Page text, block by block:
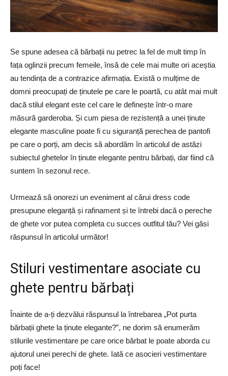
Se spune adesea că bărbații nu petrec la fel de mult timp în
fața oglinzii precum femeile, însă de cele mai multe ori aceștia
au tendința de a contrazice afirmația. Există o mulțime de
domni preocupați de ținutele pe care le poartă, cu atât mai mult
dacă stilul elegant este cel care le definește într-o mare
măsură garderoba. Și cum piesa de rezistență a unei ținute
elegante masculine poate fi cu siguranță perechea de pantofi
pe care o porți, am decis să abordăm în articolul de astăzi
subiectul ghetelor în ținute elegante pentru bărbați, dar fiind că
suntem în sezonul rece.
Urmează să onorezi un eveniment al cărui dress code
presupune eleganță și rafinament și te întrebi dacă o pereche
de ghete vor putea completa cu succes outfitul tău? Vei găsi
răspunsul în articolul următor!
Stiluri vestimentare asociate cu
ghete pentru bărbați
Înainte de a-ți dezvălui răspunsul la întrebarea „Pot purta
bărbații ghete la ținute elegante?”, ne dorim să enumerăm
stilurile vestimentare pe care orice bărbat le poate aborda cu
ajutorul unei perechi de ghete. Iată ce asocieri vestimentare
poți face!